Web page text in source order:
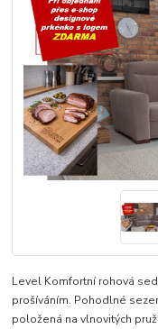
Level Komfortní rohová
prošíváním. Pohodlné
položená na vlnovitých